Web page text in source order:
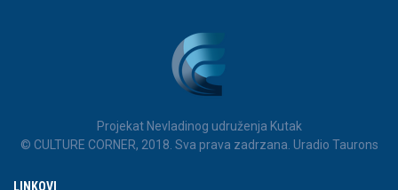
Projekat Nevladinog udruženja Kutak
© CULTURE CORNER, 2018. Sva prava zadrzana. Uradio Taurons
LINKOVI